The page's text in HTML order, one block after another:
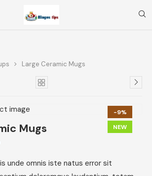
Large Ceramic Mugs
-9%
NEW
Mugs
unde omnis iste natus error sit